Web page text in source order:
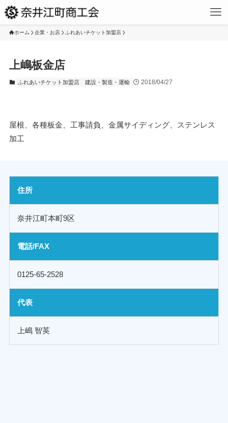
ホーム 企業・お店 ふれあいチケット加盟店
上嶋板金店
ふれあいチケット加盟店 建設・製造・運輸 2018/04/27
屋根、各種板金、工事請負、金属サイディング、ステンレス
加工
住所
奈井江町本町9区
電話/FAX
0125-65-2528
代表
上嶋 智英